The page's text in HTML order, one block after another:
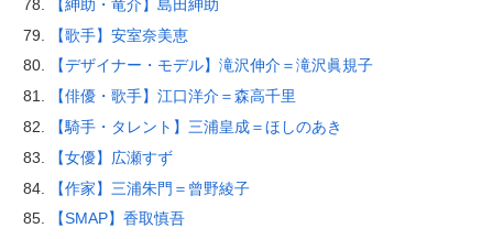
【紳助・竜介】島田紳助
【歌手】安室奈美恵
【デザイナー・モデル】滝沢伸介＝滝沢眞規子
【俳優・歌手】江口洋介＝森高千里
【騎手・タレント】三浦皇成＝ほしのあき
【女優】広瀬すず
【作家】三浦朱門＝曾野綾子
【SMAP】香取慎吾